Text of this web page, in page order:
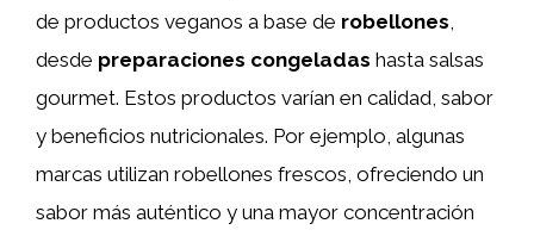
de productos veganos a base de robellones
desde preparaciones congeladas hasta salsas
gourmet. Estos productos varían en calidad, sabor
y beneficios nutricionales. Por ejemplo, algunas
marcas utilizan robellones frescos, ofreciendo un
sabor más auténtico y una mayor concentración